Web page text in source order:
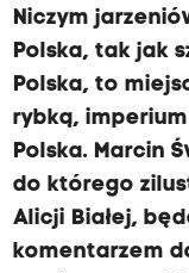
Niczym
Polska, tak jak
Polska, to
rybką,
Polska. Marcin
do którego
Alicji Białej,
komentarzem